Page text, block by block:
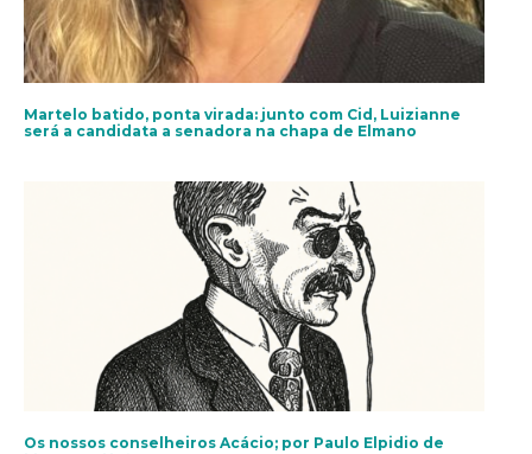
Martelo batido, ponta virada: junto com Cid, Luizianne
será a candidata a senadora na chapa de Elmano
Os nossos conselheiros Acácio; por Paulo Elpidio de